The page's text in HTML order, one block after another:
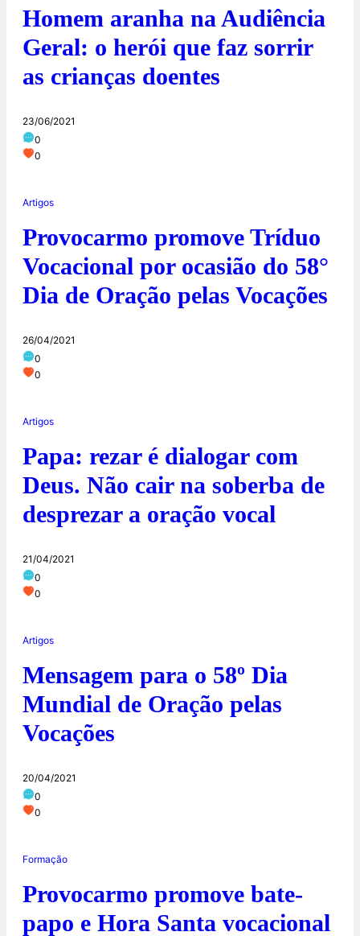
Homem aranha na Audiência
Geral: o herói que faz sorrir
as crianças doentes
23/06/2021
0
0
Artigos
Provocarmo promove Tríduo
Vocacional por ocasião do 58°
Dia de Oração pelas Vocações
26/04/2021
0
0
Artigos
Papa: rezar é dialogar com
Deus. Não cair na soberba de
desprezar a oração vocal
21/04/2021
0
0
Artigos
Mensagem para o 58º Dia
Mundial de Oração pelas
Vocações
20/04/2021
0
0
Formação
Provocarmo promove bate-
papo e Hora Santa vocacional